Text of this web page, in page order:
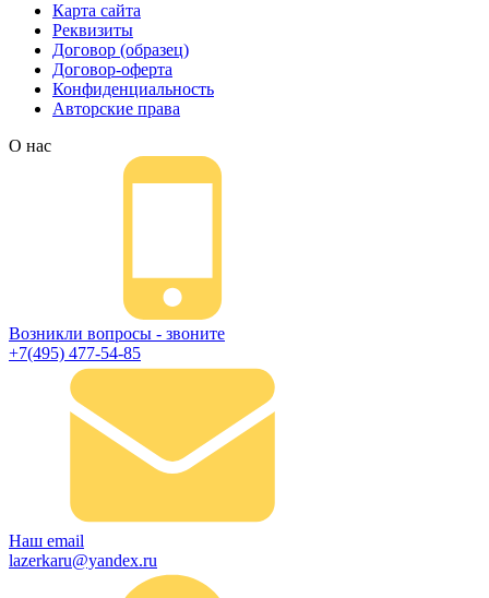
Карта сайта
Реквизиты
Договор (образец)
Договор-оферта
Конфиденциальность
Авторские права
О нас
Возникли вопросы - звоните
+7(495) 477-54-85
Наш email
lazerkaru@yandex.ru